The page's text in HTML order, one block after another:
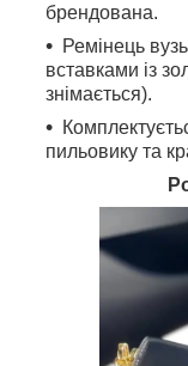
брендована.
Ремінець
вставками із
знімається).
пильовику та